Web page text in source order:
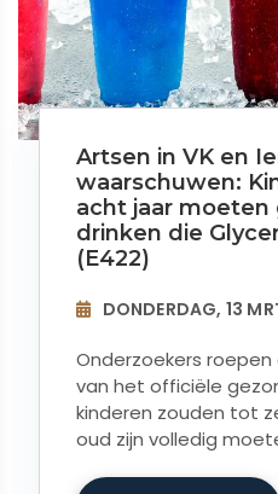
Artsen in VK en
waarschuwen:
acht jaar moeten
drinken die
(E422)
DONDERDAG, 13
Onderzoekers
van het officiële
kinderen zouden tot
oud zijn volledig